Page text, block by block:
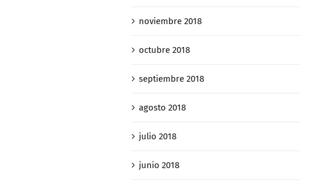
noviembre 2018
octubre 2018
septiembre 2018
agosto 2018
julio 2018
junio 2018